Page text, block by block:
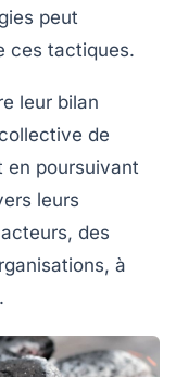
peut
ces tactiques.
leur bilan
de
en poursuivant
leurs
des
à